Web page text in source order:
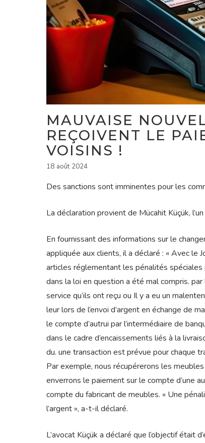
MAUVAISE
REÇOIVENT LE
VOISINS !
18 août 2024
Des sanctions sont imminentes pour les
La déclaration provient de Mücahit Küçük,
En fournissant des informations sur le
appliquée aux clients, il a déclaré : « Avec le
articles réglementant les pénalités
dans la loi en question a été mal compris.
service qu’ils ont reçu ou Il y a eu un
leur lors de l’envoi d’argent en échange de
le compte d’autrui par l’intermédiaire de
dans le cadre d’encaissements liés à la
du. une transaction est prévue pour chaque
Par exemple, nous récupérerons les
enverrons le paiement sur le compte d’une
compte du fabricant de meubles. « Une
l’argent », a-t-il déclaré.
L’avocat Küçük a déclaré que l’objectif était